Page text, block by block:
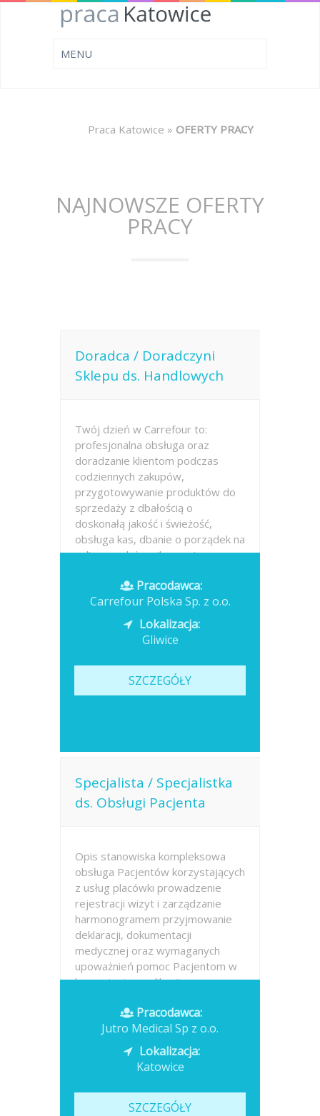
Praca Katowice » OFERTY PRACY
NAJNOWSZE OFERTY
PRACY
Doradca / Doradczyni
Sklepu ds. Handlowych
Twój dzień w Carrefour to:
profesjonalna obsługa oraz
doradzanie klientom podczas
codziennych zakupów,
przygotowywanie produktów do
sprzedaży z dbałością o
doskonałą jakość i świeżość,
obsługa kas, dbanie o porządek na
sali sprzedaży, pilnowanie...
Opublikowano: dzisiajPracodawca:
Carrefour Polska Sp. z o.o.
Lokalizacja:
Gliwice
SZCZEGÓŁY
Specjalista / Specjalistka
ds. Obsługi Pacjenta
Opis stanowiska kompleksowa
obsługa Pacjentów korzystających
z usług placówki prowadzenie
rejestracji wizyt i zarządzanie
harmonogramem przyjmowanie
deklaracji, dokumentacji
medycznej oraz wymaganych
upoważnień pomoc Pacjentom w
korzystaniu z aplikacji oraz...
Opublikowano: dzisiajPracodawca:
Jutro Medical Sp z o.o.
Lokalizacja:
Katowice
SZCZEGÓŁY